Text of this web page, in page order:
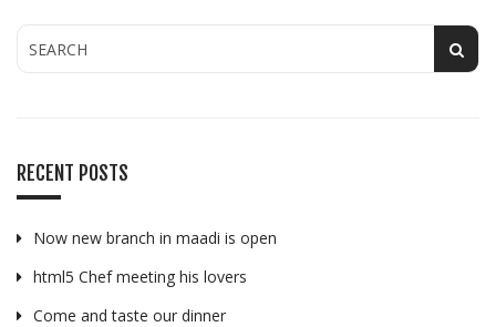
RECENT POSTS
Now new branch in maadi is open
html5 Chef meeting his lovers
Come and taste our dinner